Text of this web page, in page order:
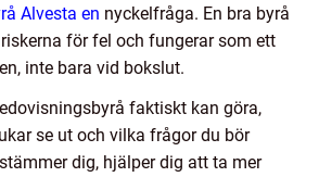
Alvesta en nyckelfråga. En bra byrå
för fel och fungerar som ett
inte bara vid bokslut.
faktiskt kan göra,
se ut och vilka frågor du bör
dig, hjälper dig att ta mer